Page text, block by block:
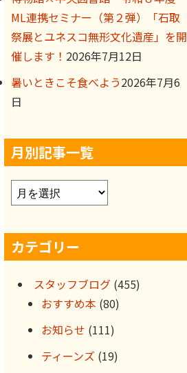
ML連携セミナー（第２弾）「石取
祭展とユネスコ無形文化遺産」を開
催します！ 2026年7月12日
暑いときこそ食べよう2026年7月6
日
月別記事一覧
ア
ー
イ
ブ
カテゴリー
スタッフブログ (455)
おすすめ本 (80)
お知らせ (111)
ティーンズ (19)